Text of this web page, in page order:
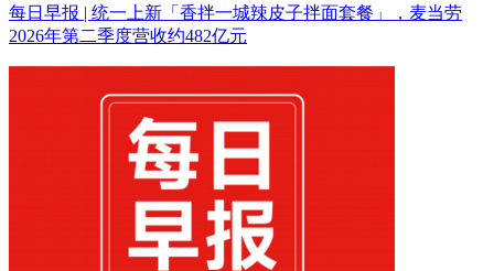
每日早报 | 统一上新「香拌一城辣皮子拌面套餐」，麦当劳
2026年第二季度营收约482亿元